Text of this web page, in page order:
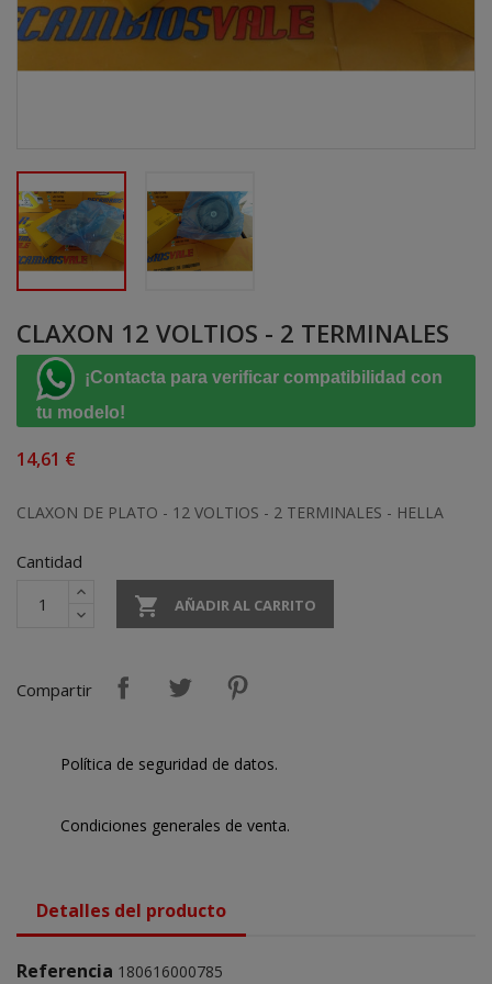
CLAXON 12 VOLTIOS - 2 TERMINALES
¡Contacta para verificar compatibilidad con
tu modelo!
14,61 €
CLAXON DE PLATO - 12 VOLTIOS - 2 TERMINALES - HELLA
Cantidad
 AÑADIR AL CARRITO
Compartir
Política de seguridad de datos.
Condiciones generales de venta.
Detalles del producto
Referencia 180616000785